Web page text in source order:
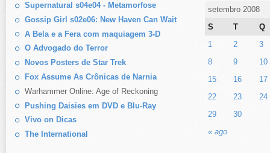
Supernatural s04e04 - Metamorfose
Gossip Girl s02e06: New Haven Can Wait
A Bela e a Fera com maquiagem 3-D
O Advogado do Terror
Novos Posters de Star Trek
Fox Assume As Crônicas de Narnia
Warhammer Online: Age of Reckoning
Pushing Daisies em DVD e Blu-Ray
Vivo on Dicas
The International
setembro 2008
S
T Q
« ago
1 2
3
8
9
10
15
16
17
22
23
24
29
30